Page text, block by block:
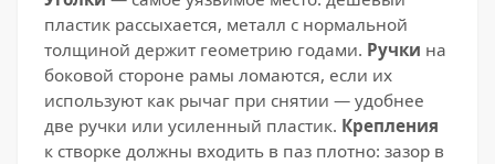
пластик рассыхается, металл с нормальной
толщиной держит геометрию годами. Ручки на
боковой стороне рамы ломаются, если их
используют как рычаг при снятии — удобнее
две ручки или усиленный пластик. Крепления
к створке должны входить в паз плотно: зазор в